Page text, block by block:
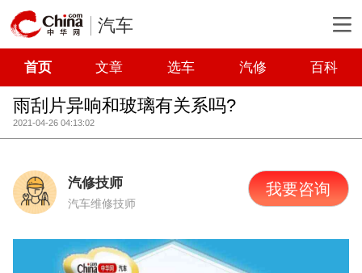
汽车
首页 文章 选车 汽修 百科
雨刮片异响和玻璃有关系吗?
2021-04-26 04:13:02
汽修技师
汽车维修技师
我要咨询